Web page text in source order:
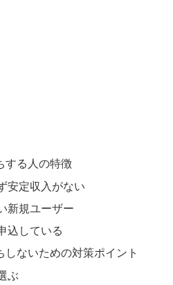
する人の特徴
安定収入がない
新規ユーザー
込している
しないための対策ポイント
ぶ